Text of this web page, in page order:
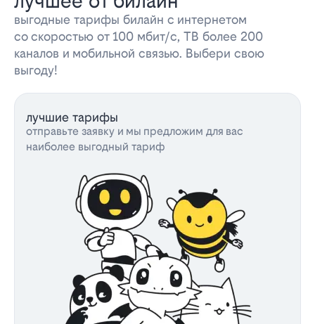
выгодные тарифы билайн с интернетом
со скоростью от 100 мбит/с, ТВ более 200
каналов и мобильной связью. Выбери свою
выгоду!
лучшие тарифы
отправьте заявку и мы предложим для вас
наиболее выгодный тариф